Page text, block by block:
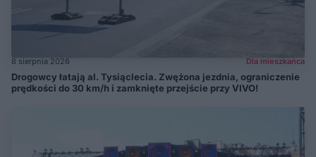
8 sierpnia 2026 Dla mieszkańca
Drogowcy łatają al. Tysiąclecia. Zwężona jezdnia, ograniczenie
prędkości do 30 km/h i zamknięte przejście przy VIVO!